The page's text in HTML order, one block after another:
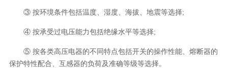
③ 按环境条件包括温度、湿度、海拔、地震等选择;
④ 按承受过电压能力包括绝缘水平等选择;
⑤ 按各类高压电器的不同特点包括开关的操作性能、熔断器的
保护特性配合、互感器的负荷及准确等级等选择。